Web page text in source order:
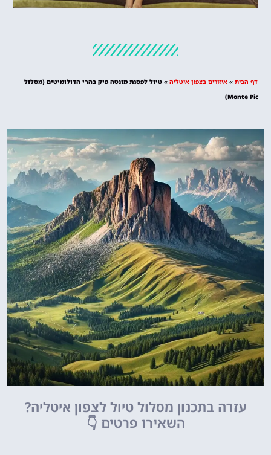
מציאת מלון
דף הבית » איזורים בצפון איטליה » טיול לפסגת מונטה פיק בהרי הדולומיטים (מסלול
Monte Pic)
עזרה בתכנון מסלול טיול לצפון איטליה?
השאירו פרטים 👇